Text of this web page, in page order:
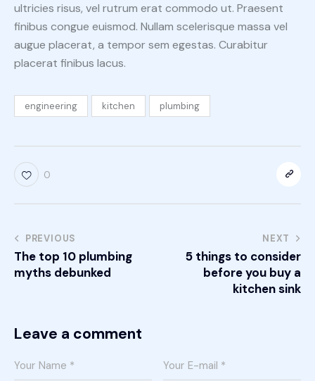
ultricies risus, vel rutrum erat commodo ut. Praesent
finibus congue euismod. Nullam scelerisque massa vel
augue placerat, a tempor sem egestas. Curabitur
placerat finibus lacus.
engineering kitchen plumbing
0
PREVIOUS
The top 10 plumbing
myths debunked
NEXT
5 things to consider
before you buy a
kitchen sink
Leave a comment